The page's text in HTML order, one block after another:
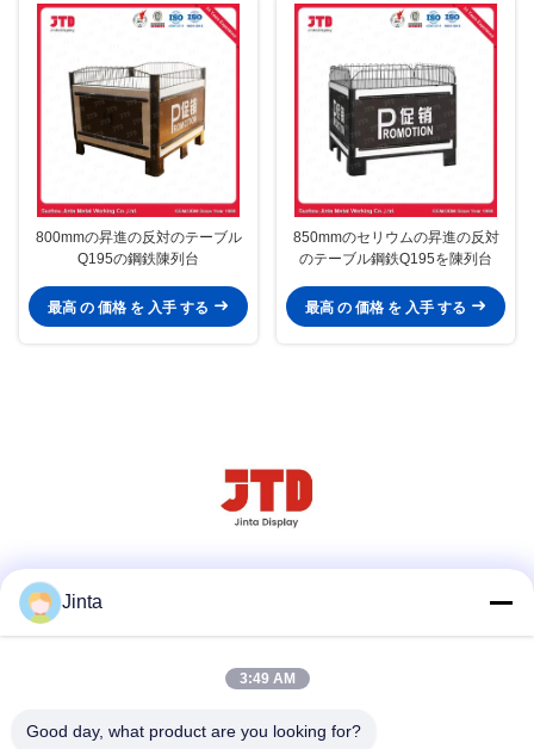
800mmの昇進の反対のテーブル
Q195の鋼鉄陳列台
最高 の 価格 を 入手 する
850mmのセリウムの昇進の反対
のテーブル鋼鉄Q195を陳列台
最高 の 価格 を 入手 する
Jinta
3:49 AM
Good day, what product are you looking for?